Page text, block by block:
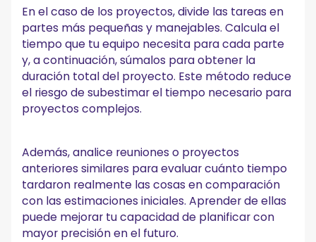
En el caso de los proyectos, divide las tareas en
partes más pequeñas y manejables. Calcula el
tiempo que tu equipo necesita para cada parte
y, a continuación, súmalos para obtener la
duración total del proyecto. Este método reduce
el riesgo de subestimar el tiempo necesario para
proyectos complejos.
Además, analice reuniones o proyectos
anteriores similares para evaluar cuánto tiempo
tardaron realmente las cosas en comparación
con las estimaciones iniciales. Aprender de ellas
puede mejorar tu capacidad de planificar con
mayor precisión en el futuro.